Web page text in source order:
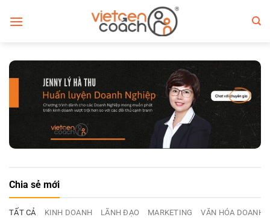
qua
Chia sẻ mới
TẤT CẢ KINH DOANH LÃNH ĐẠO MARKETING VĂN HÓA DOANH